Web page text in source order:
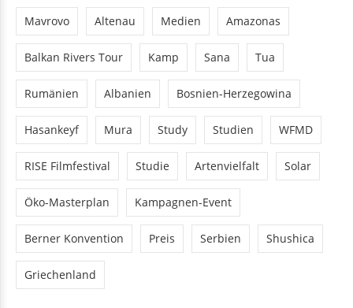
Mavrovo Altenau Medien Amazonas
Balkan Rivers Tour Kamp Sana Tua
Rumänien Albanien Bosnien-Herzegowina
Hasankeyf Mura Study Studien WFMD
RISE Filmfestival Studie Artenvielfalt Solar
Öko-Masterplan Kampagnen-Event
Berner Konvention Preis Serbien Shushica
Griechenland